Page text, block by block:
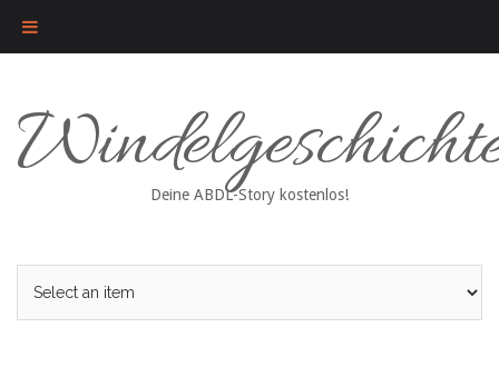
content
Deine ABDL-Story kostenlos!